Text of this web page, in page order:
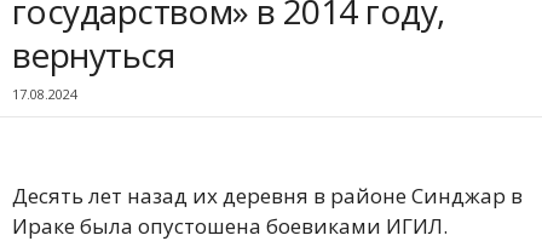
государством» в 2014 году,
вернуться
17.08.2024
Десять лет назад их деревня в районе Синджар в
Ираке была опустошена боевиками ИГИЛ.